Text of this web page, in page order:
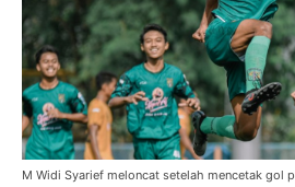
M Widi Syarief meloncat setelah mencetak gol